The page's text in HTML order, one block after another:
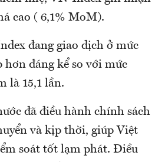
cao ( 6,1% MoM).
đang giao dịch ở mức
hơn đáng kể so với mức
là 15,1 lần.
đã điều hành chính sách
và kịp thời, giúp Việt
soát tốt lạm phát. Điều